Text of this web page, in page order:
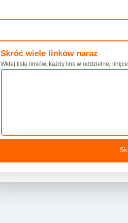
Skróć wiele linków naraz
Wklej listę linków, każdy link w oddzielnej linijce.